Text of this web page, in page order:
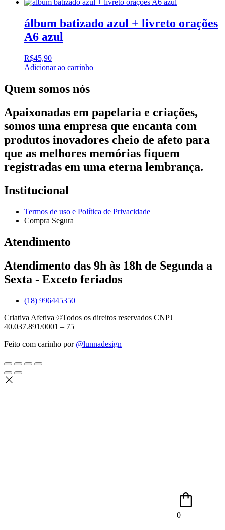
álbum batizado azul + livreto orações
A6 azul
R$45,90
Adicionar ao carrinho
Quem somos nós
Apaixonadas em papelaria e criações,
somos uma empresa que encanta com
produtos inovadores cheio de afeto para
que as melhores memórias fiquem
registradas em uma eterna lembrança.
Institucional
Termos de uso e Política de Privacidade
Compra Segura
Atendimento
Atendimento das 9h às 18h de Segunda a
Sexta - Exceto feriados
(18) 996445350
Criativa Afetiva ©Todos os direitos reservados CNPJ
40.037.891/0001 – 75
Feito com carinho por @lunnadesign
0